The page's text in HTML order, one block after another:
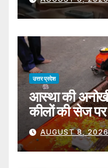
उत्तर प्रदेश
आस्था की
कीलों की सेज
कर रहा सफर
Of Faith:
Journey
AUGUST 8, 2026